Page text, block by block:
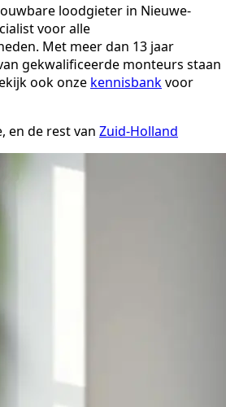
loodgieter in Nieuwe-
voor alle
Met meer dan 13 jaar
gekwalificeerde monteurs staan
ook onze kennisbankvoor
en de rest van Zuid-Holland